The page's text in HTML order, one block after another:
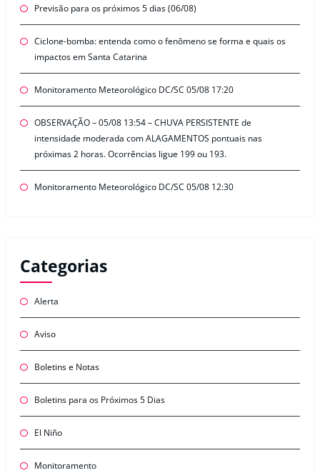
Previsão para os próximos 5 dias (06/08)
Ciclone-bomba: entenda como o fenômeno se forma e quais os
impactos em Santa Catarina
Monitoramento Meteorológico DC/SC 05/08 17:20
OBSERVAÇÃO – 05/08 13:54 – CHUVA PERSISTENTE de
intensidade moderada com ALAGAMENTOS pontuais nas
próximas 2 horas. Ocorrências ligue 199 ou 193.
Monitoramento Meteorológico DC/SC 05/08 12:30
Categorias
Alerta
Aviso
Boletins e Notas
Boletins para os Próximos 5 Dias
El Niño
Monitoramento